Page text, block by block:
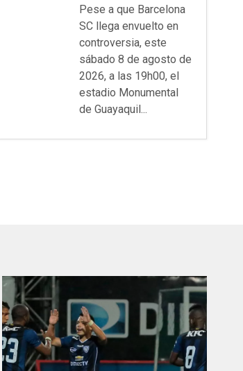
Pese a que Barcelona
SC llega envuelto en
controversia, este
sábado 8 de agosto de
2026, a las 19h00, el
estadio Monumental
de Guayaquil...